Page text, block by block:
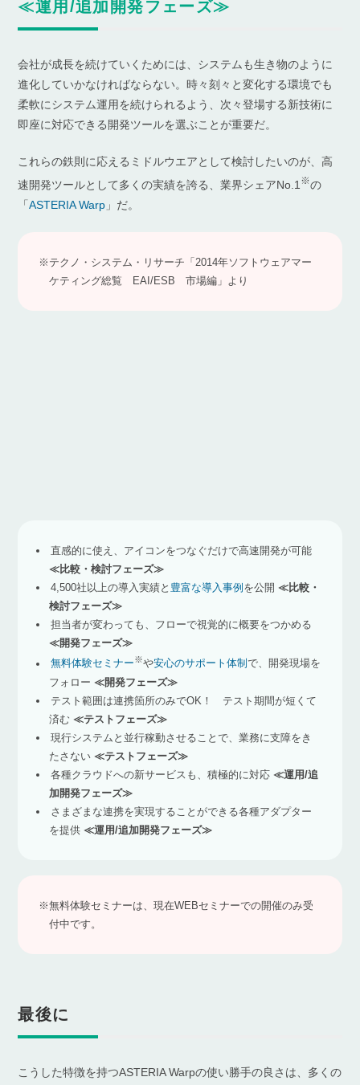
≪運用/追加開発フェーズ≫
会社が成長を続けていくためには、システムも生き物のように
進化していかなければならない。時々刻々と変化する環境でも
柔軟にシステム運用を続けられるよう、次々登場する新技術に
即座に対応できる開発ツールを選ぶことが重要だ。
これらの鉄則に応えるミドルウエアとして検討したいのが、高
速開発ツールとして多くの実績を誇る、業界シェアNo.1 ※の
「ASTERIA Warp 」だ。
※テクノ・システム・リサーチ「2014年ソフトウェアマー
ケティング総覧 EAI/ESB 市場編」より
直感的に使え、アイコンをつなぐだけで高速開発が可能
≪比較・検討フェーズ≫
4,500社以上の導入実績と 豊富な導入事例 を公開≪比較・
検討フェーズ≫
担当者が変わっても、フローで視覚的に概要をつかめる
≪開発フェーズ≫
無料体験セミナー※や安心のサポート体制で、開発現場を
フォロー≪開発フェーズ≫
テスト範囲は連携箇所のみでOK！ テスト期間が短くて
済む≪テストフェーズ≫
現行システムと並行稼動させることで、業務に支障をき
たさない≪テストフェーズ≫
各種クラウドへの新サービスも、積極的に対応≪運用/追
加開発フェーズ≫
さまざまな連携を実現することができる各種アダプター
を提供≪運用/追加開発フェーズ≫
※無料体験セミナーは、現在WEBセミナーでの開催のみ受
付中です。
最後に
こうした特徴を持つASTERIA Warpの使い勝手の良さは、多くの